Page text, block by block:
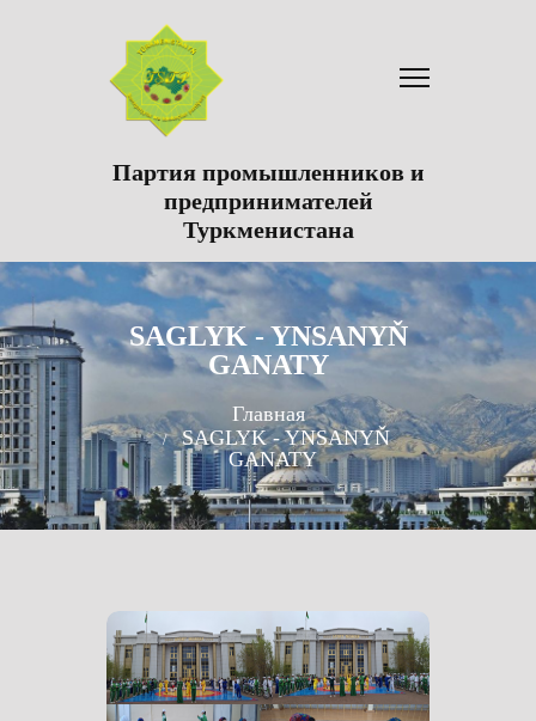
Партия промышленников и
предпринимателей
Туркменистана
SAGLYK - YNSANYŇ
GANATY
Главная
SAGLYK - YNSANYŇ
GANATY